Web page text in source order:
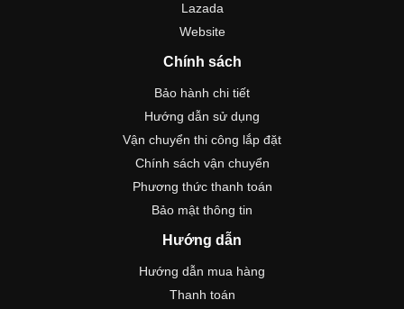
Lazada
Website
Chính sách
Bảo hành chi tiết
Hướng dẫn sử dụng
Vận chuyển thi công lắp đặt
Chính sách vận chuyển
Phương thức thanh toán
Bảo mật thông tin
Hướng dẫn
Hướng dẫn mua hàng
Thanh toán